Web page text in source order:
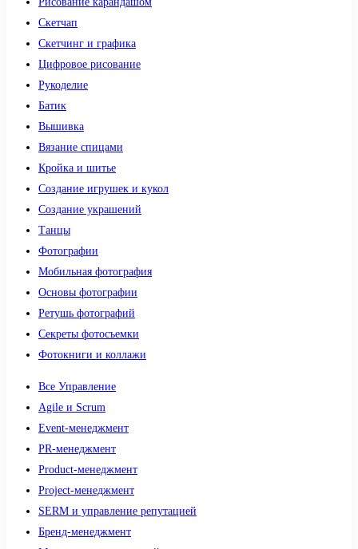
Скетчап
Скетчинг и графика
Цифровое рисование
Рукоделие
Батик
Вышивка
Вязание спицами
Кройка и шитье
Создание игрушек и кукол
Создание украшений
Танцы
Фотографии
Мобильная фотография
Основы фотографии
Ретушь фотографий
Секреты фотосъемки
Фотокниги и коллажи
Все Управление
Agile и Scrum
Event-менеджмент
PR-менеджмент
Product-менеджмент
Project-менеджмент
SERM и управление репутацией
Бренд-менеджмент